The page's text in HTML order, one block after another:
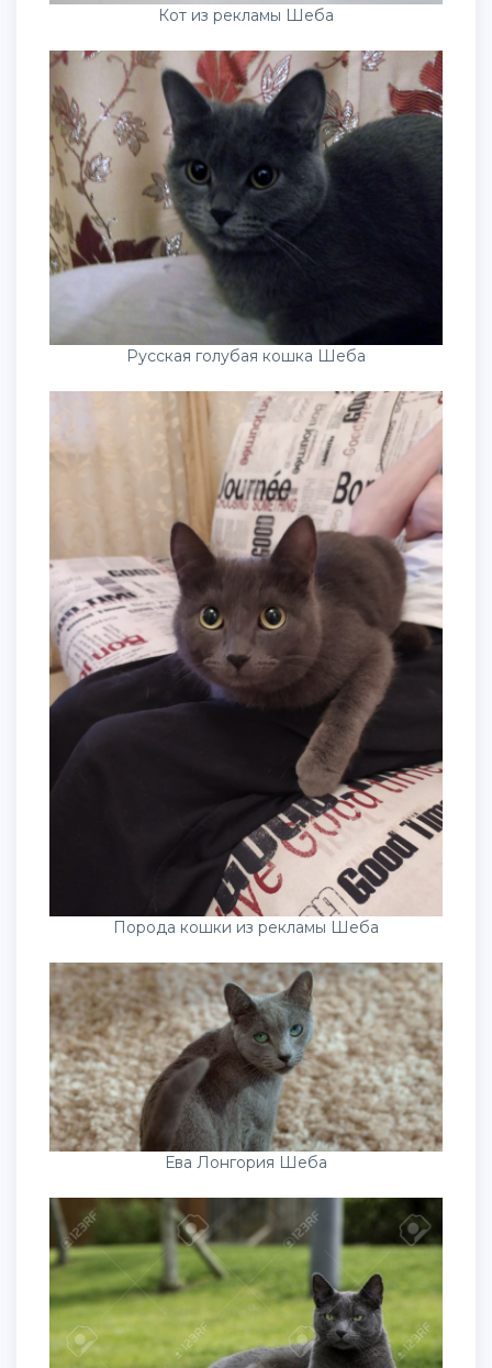
Кот из рекламы Шеба
Русская голубая кошка Шеба
Порода кошки из рекламы Шеба
Ева Лонгория Шеба